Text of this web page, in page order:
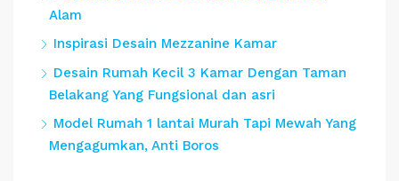
Alam
Inspirasi Desain Mezzanine Kamar
Desain Rumah Kecil 3 Kamar Dengan Taman
Belakang Yang Fungsional dan asri
Model Rumah 1 lantai Murah Tapi Mewah Yang
Mengagumkan, Anti Boros